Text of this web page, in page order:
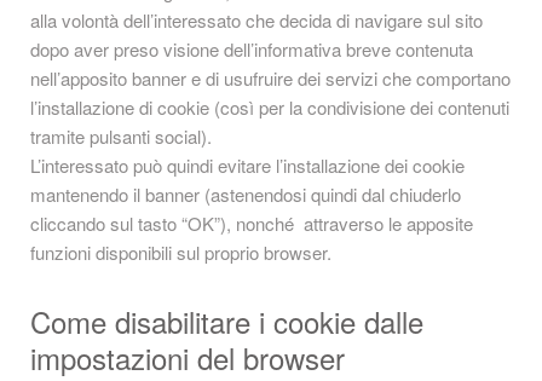
alla volontà dell’interessato che decida di navigare sul sito
dopo aver preso visione dell’informativa breve contenuta
nell’apposito banner e di usufruire dei servizi che comportano
l’installazione di cookie (così per la condivisione dei contenuti
tramite pulsanti social).
L’interessato può quindi evitare l’installazione dei cookie
mantenendo il banner (astenendosi quindi dal chiuderlo
cliccando sul tasto “OK”), nonché attraverso le apposite
funzioni disponibili sul proprio browser.
Come disabilitare i cookie dalle
impostazioni del browser